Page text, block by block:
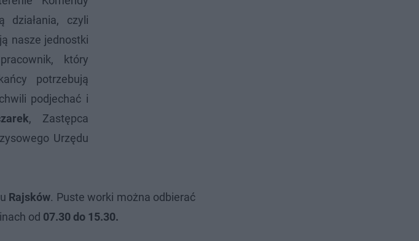
działania, czyli
nasze jednostki
który
potrzebują
podjechać i
, Zastępca
Urzędu
Rajsków. Puste worki można odbierać
od 07.30 do 15.30.